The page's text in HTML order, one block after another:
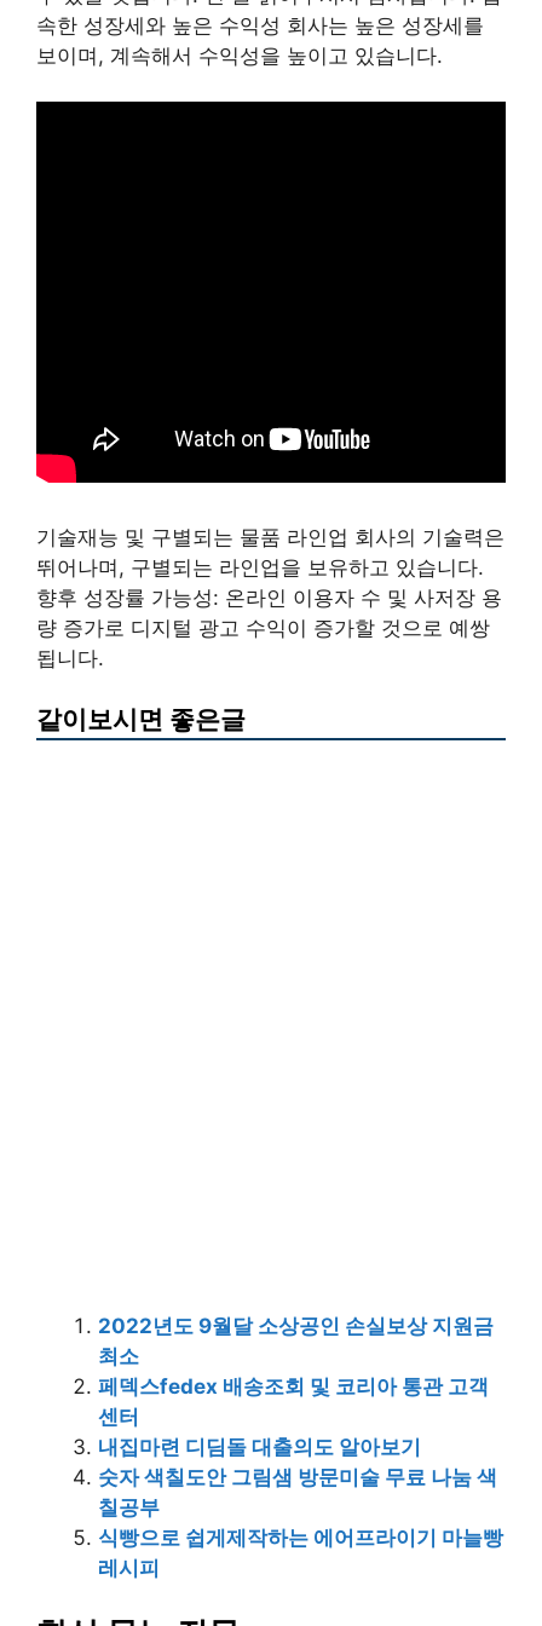
속한 성장세와 높은 수익성 회사는 높은 성장세를
보이며, 계속해서 수익성을 높이고 있습니다.
기술재능 및 구별되는 물품 라인업 회사의 기술력은
뛰어나며, 구별되는 라인업을 보유하고 있습니다.
향후 성장률 가능성: 온라인 이용자 수 및 사저장 용
량 증가로 디지털 광고 수익이 증가할 것으로 예쌍
됩니다.
같이보시면 좋은글
2022년도 9월달 소상공인 손실보상 지원금
최소
페덱스fedex 배송조회 및 코리아 통관 고객
센터
내집마련 디딤돌 대출의도 알아보기
숫자 색칠도안 그림샘 방문미술 무료 나눔 색
칠공부
식빵으로 쉽게제작하는 에어프라이기 마늘빵
레시피